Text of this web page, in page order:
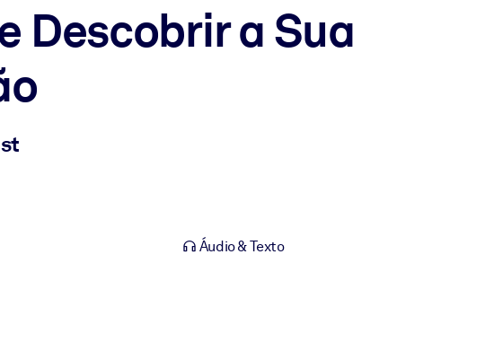
Descobrir a Sua
Áudio & Texto